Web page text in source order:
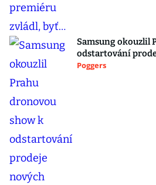
Samsung okouzlil
odstartování
Poggers